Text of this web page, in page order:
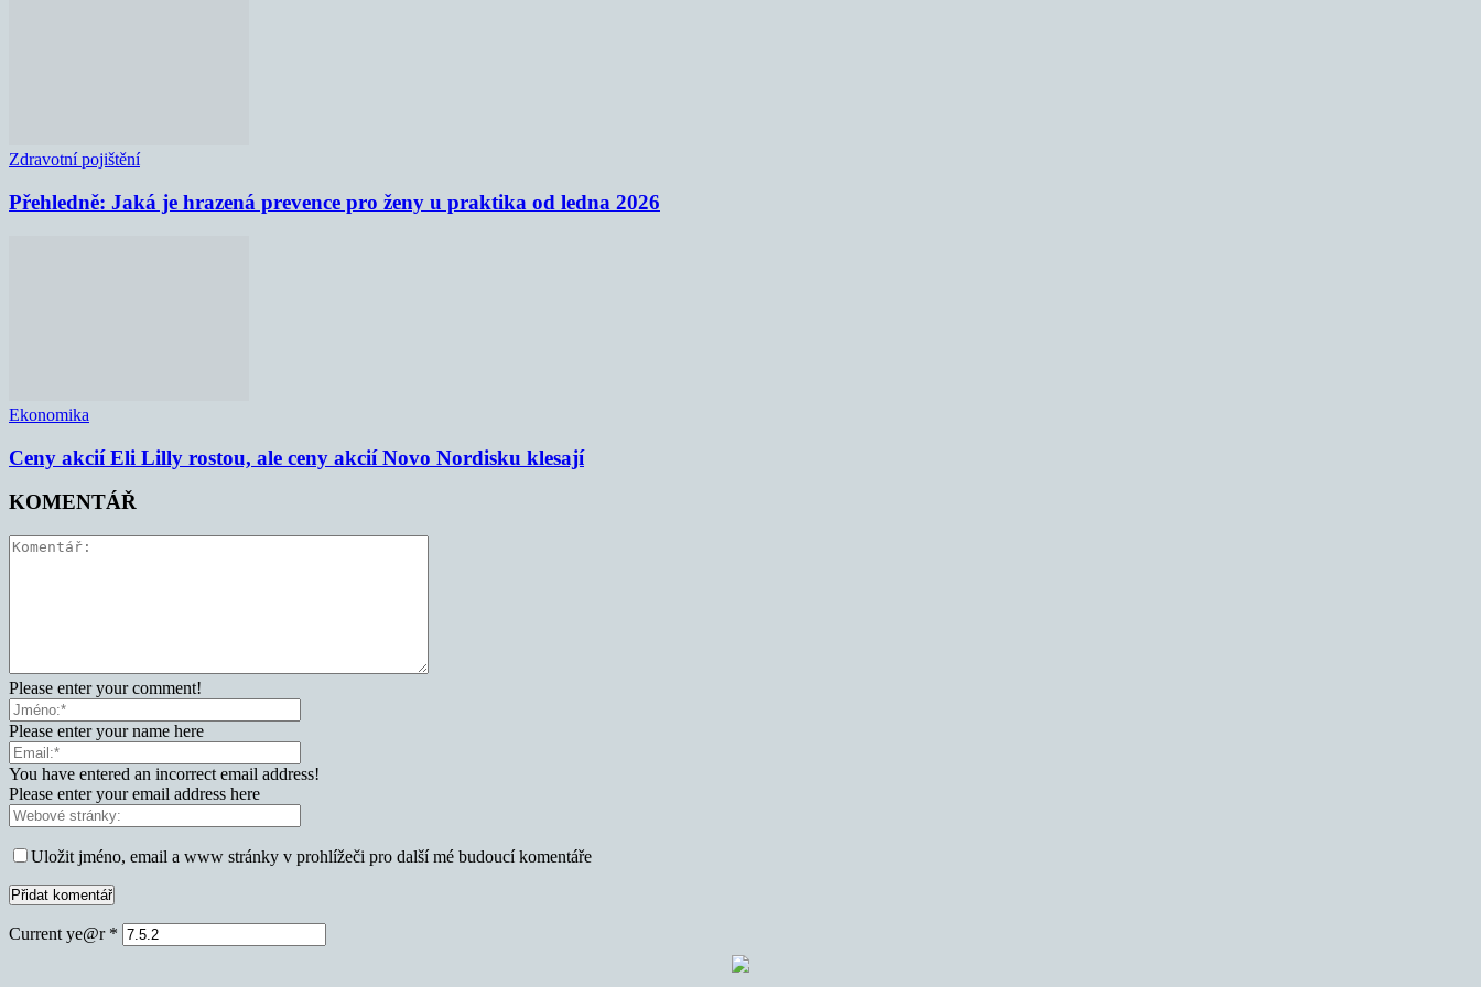
Zdravotní pojištění
Přehledně: Jaká je hrazená prevence pro ženy u praktika od ledna 2026
Ekonomika
Ceny akcií Eli Lilly rostou, ale ceny akcií Novo Nordisku klesají
KOMENTÁŘ
Please enter your comment!
Please enter your name here
You have entered an incorrect email address!
Please enter your email address here
Uložit jméno, email a www stránky v prohlížeči pro další mé budoucí komentáře
Current ye@r *